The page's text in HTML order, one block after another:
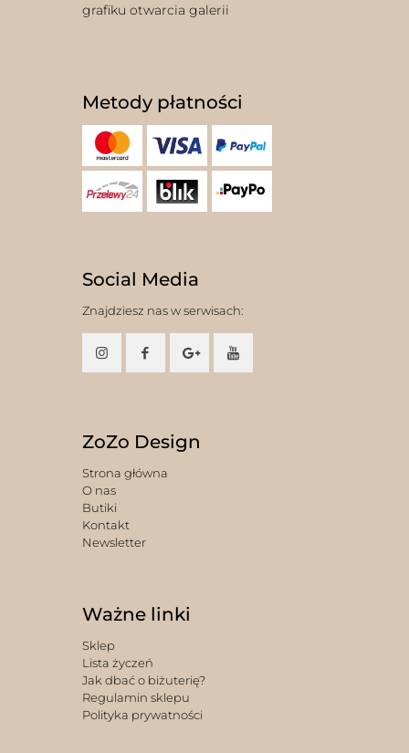
grafiku otwarcia galerii
Metody płatności
Social Media
Znajdziesz nas w serwisach:
ZoZo Design
Strona główna
O nas
Butiki
Kontakt
Newsletter
Ważne linki
Sklep
Lista życzeń
Jak dbać o biżuterię?
Regulamin sklepu
Polityka prywatności